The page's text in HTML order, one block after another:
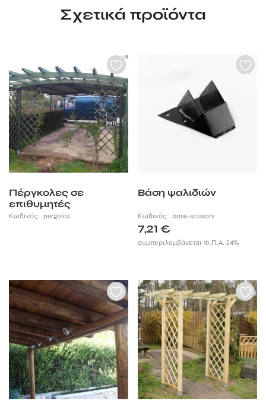
Σχετικά προϊόντα
Πέργκολες σε
επιθυμητές
διαστάσεις.
Κωδικός: pergolas
Βάση ψαλιδιών
Κωδικός: base-scissors
7,21€
συμπεριλαμβάνεται Φ.Π.Α. 24%